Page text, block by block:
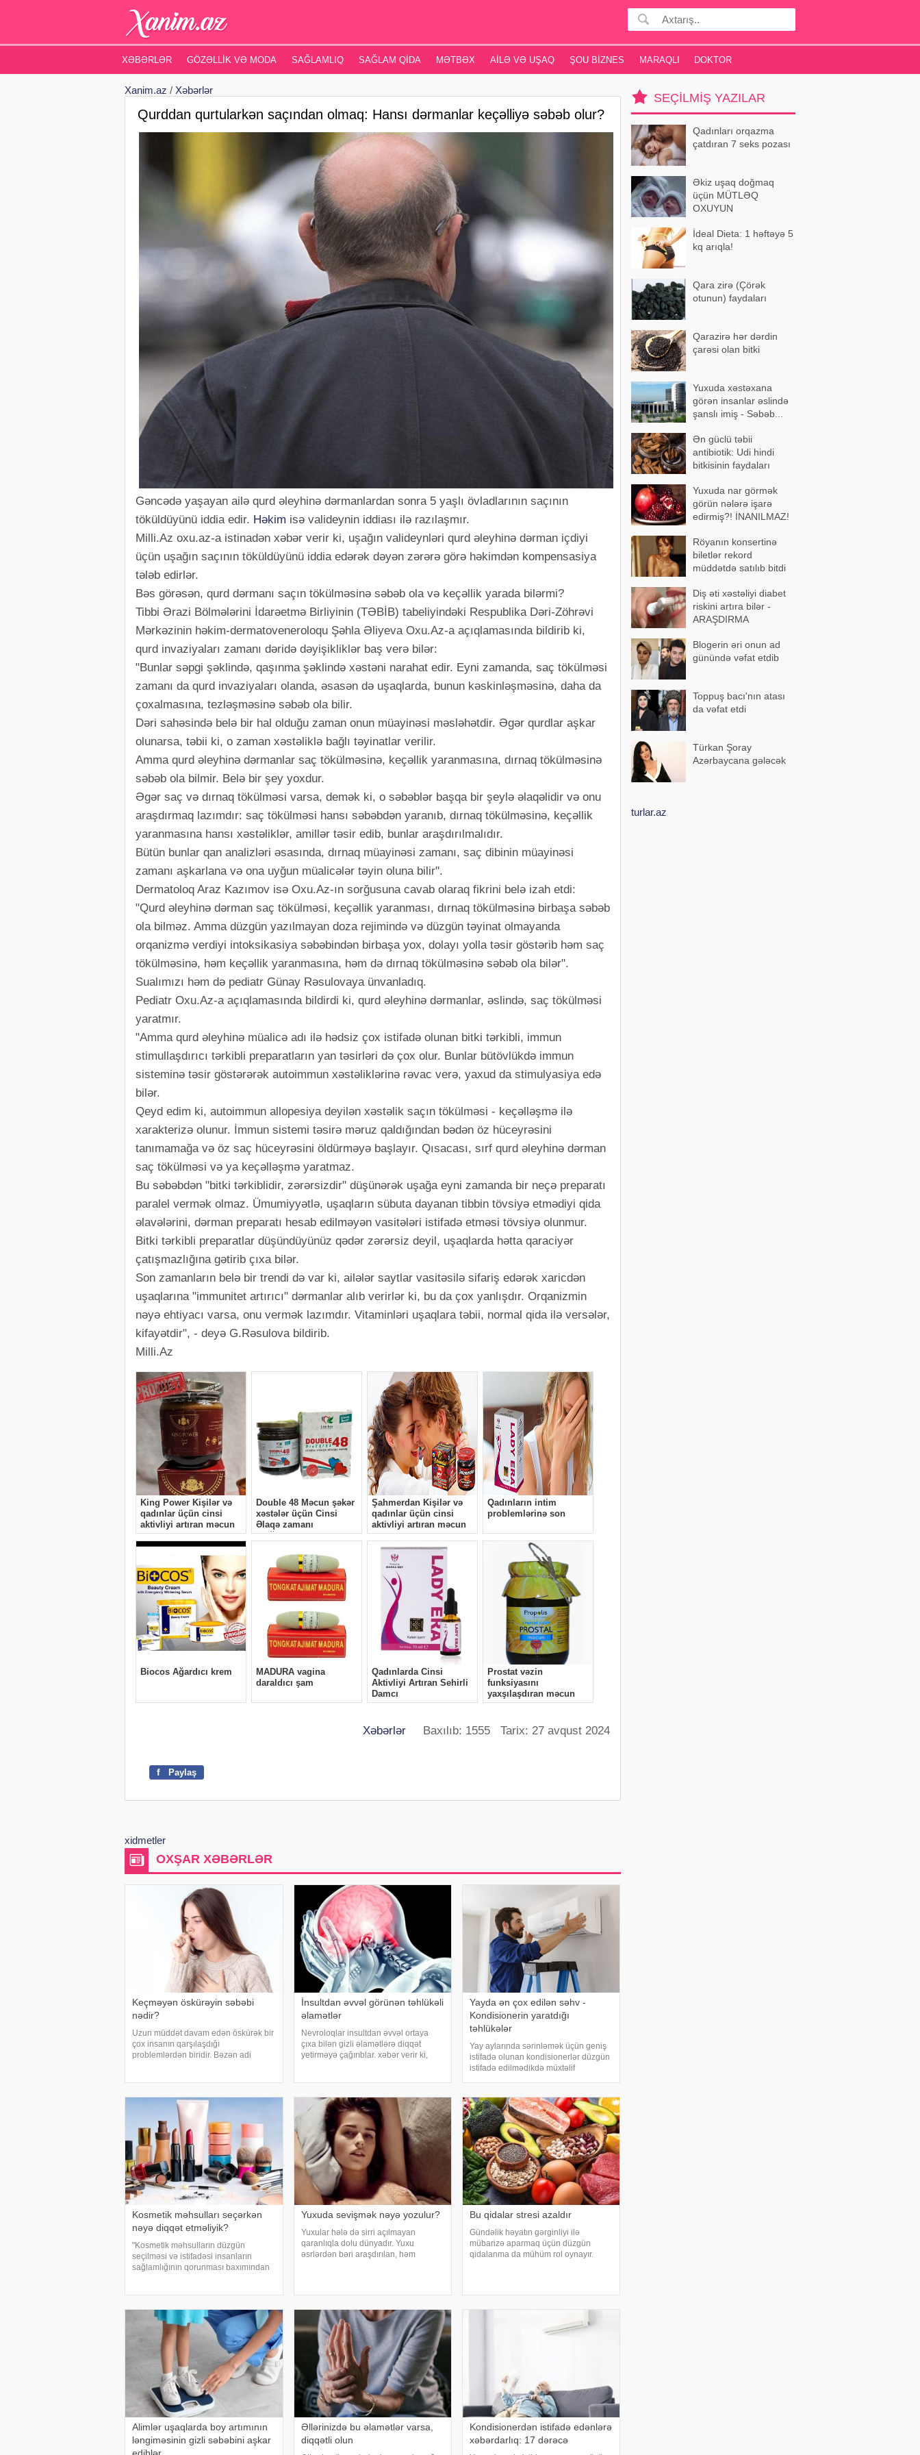
XƏBƏRLƏR GÖZƏLLIK VƏ MODA SAĞLAMLIQ SAĞLAM QIDA MƏTBƏX AILƏ VƏ UŞAQ ŞOU BIZNES MARAQLI DOKTOR
Xanim.az / Xəbərlər
Qurddan qurtularkən saçından olmaq: Hansı dərmanlar keçəlliyə səbəb olur?
Gəncədə yaşayan ailə qurd əleyhinə dərmanlardan sonra 5 yaşlı övladlarının saçının
töküldüyünü iddia edir. Həkim isə valideynin iddiası ilə razılaşmır.
Milli.Az oxu.az-a istinadən xəbər verir ki, uşağın valideynləri qurd əleyhinə dərman içdiyi
üçün uşağın saçının töküldüyünü iddia edərək dəyən zərərə görə həkimdən kompensasiya
tələb edirlər.
Bəs görəsən, qurd dərmanı saçın tökülməsinə səbəb ola və keçəllik yarada bilərmi?
Tibbi Ərazi Bölmələrini İdarəetmə Birliyinin (TƏBİB) tabeliyindəki Respublika Dəri-Zöhrəvi
Mərkəzinin həkim-dermatoveneroloqu Şəhla Əliyeva Oxu.Az-a açıqlamasında bildirib ki,
qurd invaziyaları zamanı dəridə dəyişikliklər baş verə bilər:
"Bunlar səpgi şəklində, qaşınma şəklində xəstəni narahat edir. Eyni zamanda, saç tökülməsi
zamanı da qurd invaziyaları olanda, əsasən də uşaqlarda, bunun kəskinləşməsinə, daha da
çoxalmasına, tezləşməsinə səbəb ola bilir.
Dəri sahəsində belə bir hal olduğu zaman onun müayinəsi məsləhətdir. Əgər qurdlar aşkar
olunarsa, təbii ki, o zaman xəstəliklə bağlı təyinatlar verilir.
Amma qurd əleyhinə dərmanlar saç tökülməsinə, keçəllik yaranmasına, dırnaq tökülməsinə
səbəb ola bilmir. Belə bir şey yoxdur.
Əgər saç və dırnaq tökülməsi varsa, demək ki, o səbəblər başqa bir şeylə əlaqəlidir və onu
araşdırmaq lazımdır: saç tökülməsi hansı səbəbdən yaranıb, dırnaq tökülməsinə, keçəllik
yaranmasına hansı xəstəliklər, amillər təsir edib, bunlar araşdırılmalıdır.
Bütün bunlar qan analizləri əsasında, dırnaq müayinəsi zamanı, saç dibinin müayinəsi
zamanı aşkarlana və ona uyğun müalicələr təyin oluna bilir".
Dermatoloq Araz Kazımov isə Oxu.Az-ın sorğusuna cavab olaraq fikrini belə izah etdi:
"Qurd əleyhinə dərman saç tökülməsi, keçəllik yaranması, dırnaq tökülməsinə birbaşa səbəb
ola bilməz. Amma düzgün yazılmayan doza rejimində və düzgün təyinat olmayanda
orqanizmə verdiyi intoksikasiya səbəbindən birbaşa yox, dolayı yolla təsir göstərib həm saç
tökülməsinə, həm keçəllik yaranmasına, həm də dırnaq tökülməsinə səbəb ola bilər".
Sualımızı həm də pediatr Günay Rəsulovaya ünvanladıq.
Pediatr Oxu.Az-a açıqlamasında bildirdi ki, qurd əleyhinə dərmanlar, əslində, saç tökülməsi
yaratmır.
"Amma qurd əleyhinə müalicə adı ilə hədsiz çox istifadə olunan bitki tərkibli, immun
stimullaşdırıcı tərkibli preparatların yan təsirləri də çox olur. Bunlar bütövlükdə immun
sisteminə təsir göstərərək autoimmun xəstəliklərinə rəvac verə, yaxud da stimulyasiya edə
bilər.
Qeyd edim ki, autoimmun allopesiya deyilən xəstəlik saçın tökülməsi - keçəlləşmə ilə
xarakterizə olunur. İmmun sistemi təsirə məruz qaldığından bədən öz hüceyrəsini
tanımamağa və öz saç hüceyrəsini öldürməyə başlayır. Qısacası, sırf qurd əleyhinə dərman
saç tökülməsi və ya keçəlləşmə yaratmaz.
Bu səbəbdən "bitki tərkiblidir, zərərsizdir" düşünərək uşağa eyni zamanda bir neçə preparatı
paralel vermək olmaz. Ümumiyyətlə, uşaqların sübuta dayanan tibbin tövsiyə etmədiyi qida
əlavələrini, dərman preparatı hesab edilməyən vasitələri istifadə etməsi tövsiyə olunmur.
Bitki tərkibli preparatlar düşündüyünüz qədər zərərsiz deyil, uşaqlarda hətta qaraciyər
çatışmazlığına gətirib çıxa bilər.
Son zamanların belə bir trendi də var ki, ailələr saytlar vasitəsilə sifariş edərək xaricdən
uşaqlarına "immunitet artırıcı" dərmanlar alıb verirlər ki, bu da çox yanlışdır. Orqanizmin
nəyə ehtiyacı varsa, onu vermək lazımdır. Vitaminləri uşaqlara təbii, normal qida ilə versələr,
kifayətdir", - deyə G.Rəsulova bildirib.
Milli.Az
Xəbərlər Baxılıb: 1555 Tarix: 27 avqust 2024
f Paylaş
xidmetler
OXŞAR XƏBƏRLƏR
Keçməyən öskürəyin səbəbi
nədir?
Uzun müddət davam edən öskürək bir
çox insanın qarşılaşdığı
problemlərdən biridir. Bəzən adi
tənəffüs yolu infeksiyası olmur
İnsultdan əvvəl görünən təhlükəli
əlamətlər
Nevroloqlar insultdan əvvəl ortaya
çıxa bilən gizli əlamətlərə diqqət
yetirməyə çağırıblar. xəbər verir ki,
Yayda ən çox edilən səhv -
Kondisionerin yaratdığı
təhlükələr
Yay aylarında sərinləmək üçün geniş
istifadə olunan kondisionerlər düzgün
istifadə edilmədikdə müxtəlif
dəyişiklikləri, quru hava və baxımsız
kondisionerlərd
Kosmetik məhsulları seçərkən
nəyə diqqət etməliyik?
"Kosmetik məhsulların düzgün
seçilməsi və istifadəsi insanların
sağlamlığının qorunması baxımından
Yuxuda sevişmək nəyə yozulur?
Yuxular hələ də sirri açılmayan
qaranlıqla dolu dünyadır. Yuxu
əsrlərdən bəri araşdırılan, həm
yuxular bəzən də cinsəlikl
Bu qidalar stresi azaldır
Gündəlik həyatın gərginliyi ilə
mübarizə aparmaq üçün düzgün
qidalanma da mühüm rol oynayır.
azaltmağa kömək edə bilər
Alimlər uşaqlarda boy artımının
ləngiməsinin gizli səbəbini aşkar
ediblər
Əllərinizdə bu əlamətlər varsa,
diqqətli olun
Kondisionerdən istifadə edənlərə
xəbərdarlıq: 17 dərəcə
SEÇILMIŞ YAZILAR
Qadınları orqazma
çatdıran 7 seks pozası
Əkiz uşaq doğmaq
üçün MÜTLƏQ
OXUYUN
İdeal Dieta: 1 həftəyə 5
kq arıqla!
Qara zirə (Çörək
otunun) faydaları
Qarazirə hər dərdin
çarəsi olan bitki
Yuxuda xəstəxana
görən insanlar əslində
şanslı imiş - Səbəb...
Ən güclü təbii
antibiotik: Udi hindi
bitkisinin faydaları
Yuxuda nar görmək
görün nələrə işarə
edirmiş?! İNANILMAZ!
Röyanın konsertinə
biletlər rekord
müddətdə satılıb bitdi
Diş əti xəstəliyi diabet
riskini artıra bilər -
ARAŞDIRMA
Blogerin əri onun ad
günündə vəfat etdib
Toppuş bacı'nın atası
da vəfat etdi
Türkan Şoray
Azərbaycana gələcək
turlar.az